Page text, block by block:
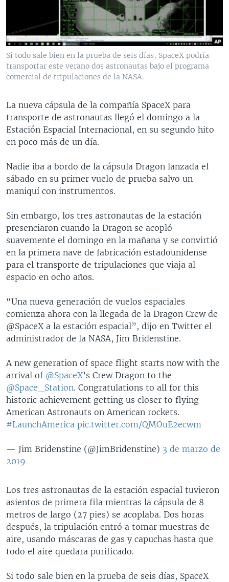
BRASIL
ENTRETENIMIENTO Y CULTURA
TECNOLOGÍA
DEPORTES
CIENCIA Y SALUD
VIDEOS
FOTOGRAFÍA
AUDIOS
PROGRAMAS TV
EL MUNDO AL DÍA
FORO INTERAMERICANO
LAS CLAVES
PANORAMA
RADIO
AVANCE INFORMATIVO
AUDIONOTICIAS
BUENOS DÍAS AMÉRICA
ESTADOS UNIDOS AL DÍA
EL MUNDO AL DÍA [RADIO]
DEPORTIVO INTERNACIONAL
NOTA ECONÓMICA
ENTRETENIMIENTO
DIRECT
DOCUMENTALES DE LA VOA
Learning English
Idiomas
Si todo sale bien en la prueba de seis días, SpaceX podría
transportar este verano dos astronautas bajo el programa
comercial de tripulaciones de la NASA.
La nueva cápsula de la compañía SpaceX para
transporte de astronautas llegó el domingo a la
Estación Espacial Internacional, en su segundo hito
en poco más de un día.
Nadie iba a bordo de la cápsula Dragon lanzada el
sábado en su primer vuelo de prueba salvo un
maniquí con instrumentos.
Sin embargo, los tres astronautas de la estación
presenciaron cuando la Dragon se acopló
suavemente el domingo en la mañana y se convirtió
en la primera nave de fabricación estadounidense
para el transporte de tripulaciones que viaja al
espacio en ocho años.
“Una nueva generación de vuelos espaciales
comienza ahora con la llegada de la Dragon Crew de
@SpaceX a la estación espacial”, dijo en Twitter el
administrador de la NASA, Jim Bridenstine.
A new generation of space flight starts now with the
arrival of @SpaceX’s Crew Dragon to the
@Space_Station. Congratulations to all for this
historic achievement getting us closer to flying
American Astronauts on American rockets.
#LaunchAmerica pic.twitter.com/QMOuE2ecwm
— Jim Bridenstine (@JimBridenstine) 3 de marzo de
2019
Los tres astronautas de la estación espacial tuvieron
asientos de primera fila mientras la cápsula de 8
metros de largo (27 pies) se acoplaba. Dos horas
después, la tripulación entró a tomar muestras de
aire, usando máscaras de gas y capuchas hasta que
todo el aire quedara purificado.
Si todo sale bien en la prueba de seis días, SpaceX